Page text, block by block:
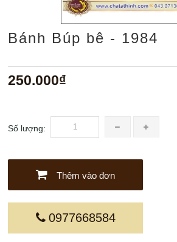
Bánh Búp bê - 1984
250.000₫
Số lượng:
Thêm vào đơn
0977668584